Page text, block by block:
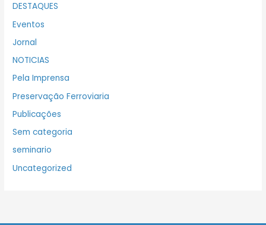
DESTAQUES
Eventos
Jornal
NOTICIAS
Pela Imprensa
Preservação Ferroviaria
Publicações
Sem categoria
seminario
Uncategorized